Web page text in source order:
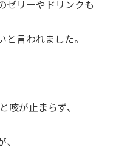
ゼリーやドリンクも
言われました。
咳が止まらず、